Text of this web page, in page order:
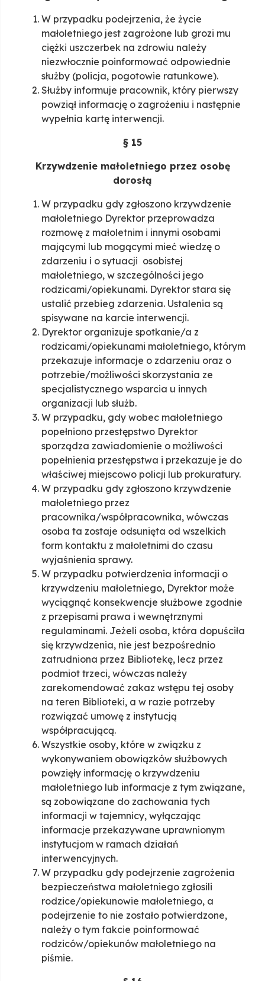
W przypadku podejrzenia, że życie
małoletniego jest zagrożone lub grozi mu
ciężki uszczerbek na zdrowiu należy
niezwłocznie poinformować odpowiednie
służby (policja, pogotowie ratunkowe).
Służby informuje pracownik, który pierwszy
powziął informację o zagrożeniu i następnie
wypełnia kartę interwencji.
§ 15
Krzywdzenie małoletniego przez osobę
dorosłą
W przypadku gdy zgłoszono krzywdzenie
małoletniego Dyrektor przeprowadza
rozmowę z małoletnim i innymi osobami
mającymi lub mogącymi mieć wiedzę o
zdarzeniu i o sytuacji osobistej
małoletniego, w szczególności jego
rodzicami/opiekunami. Dyrektor stara się
ustalić przebieg zdarzenia. Ustalenia są
spisywane na karcie interwencji.
Dyrektor organizuje spotkanie/a z
rodzicami/opiekunami małoletniego, którym
przekazuje informacje o zdarzeniu oraz o
potrzebie/możliwości skorzystania ze
specjalistycznego wsparcia u innych
organizacji lub służb.
W przypadku, gdy wobec małoletniego
popełniono przestępstwo Dyrektor
sporządza zawiadomienie o możliwości
popełnienia przestępstwa i przekazuje je do
właściwej miejscowo policji lub prokuratury.
W przypadku gdy zgłoszono krzywdzenie
małoletniego przez
pracownika/współpracownika, wówczas
osoba ta zostaje odsunięta od wszelkich
form kontaktu z małoletnimi do czasu
wyjaśnienia sprawy.
W przypadku potwierdzenia informacji o
krzywdzeniu małoletniego, Dyrektor może
wyciągnąć konsekwencje służbowe zgodnie
z przepisami prawa i wewnętrznymi
regulaminami. Jeżeli osoba, która dopuściła
się krzywdzenia, nie jest bezpośrednio
zatrudniona przez Bibliotekę, lecz przez
podmiot trzeci, wówczas należy
zarekomendować zakaz wstępu tej osoby
na teren Biblioteki, a w razie potrzeby
rozwiązać umowę z instytucją
współpracującą.
Wszystkie osoby, które w związku z
wykonywaniem obowiązków służbowych
powzięły informację o krzywdzeniu
małoletniego lub informacje z tym związane,
są zobowiązane do zachowania tych
informacji w tajemnicy, wyłączając
informacje przekazywane uprawnionym
instytucjom w ramach działań
interwencyjnych.
W przypadku gdy podejrzenie zagrożenia
bezpieczeństwa małoletniego zgłosili
rodzice/opiekunowie małoletniego, a
podejrzenie to nie zostało potwierdzone,
należy o tym fakcie poinformować
rodziców/opiekunów małoletniego na
piśmie.